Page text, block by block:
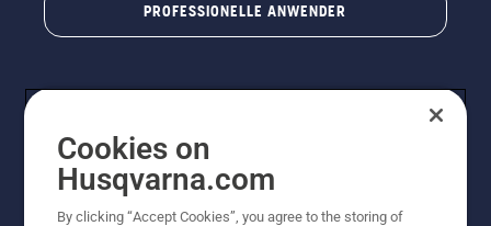
PROFESSIONELLE ANWENDER
Cookies on
Husqvarna.com
By clicking “Accept Cookies”, you agree to the storing of